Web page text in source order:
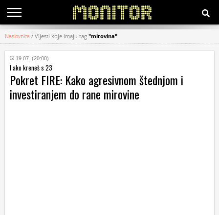
KATEGORIJE
HRVATSKI
WEB
Naslovnica / Vijesti koje imaju tag "mirovina"
19.07. (20:00)
I ako kreneš s 23
Pokret FIRE: Kako agresivnom štednjom i
investiranjem do rane mirovine